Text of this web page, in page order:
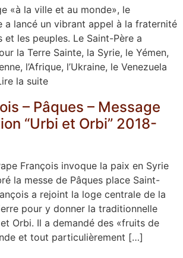
«à la ville et au monde», le
a lancé un vibrant appel à la fraternité
et les peuples. Le Saint-Père a
la Terre Sainte, la Syrie, le Yémen,
l’Afrique, l’Ukraine, le Venezuela
la suite
– Pâques – Message
“Urbi et Orbi” 2018-
François invoque la paix en Syrie
la messe de Pâques place Saint-
a rejoint la loge centrale de la
pour y donner la traditionnelle
Orbi. Il a demandé des «fruits de
et tout particulièrement […]